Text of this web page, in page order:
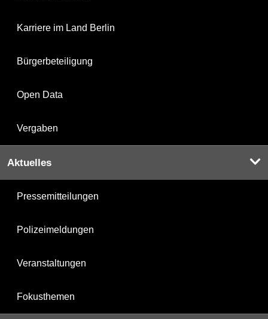
Karriere im Land Berlin
Bürgerbeteiligung
Open Data
Vergaben
Aktuelles
Pressemitteilungen
Polizeimeldungen
Veranstaltungen
Fokusthemen